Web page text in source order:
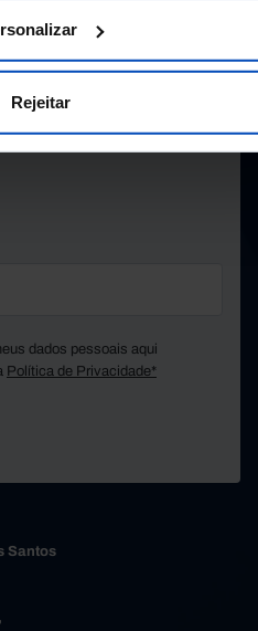
Rejeitar
DA
dados pessoais aqui
Política de Privacidade*
Santos